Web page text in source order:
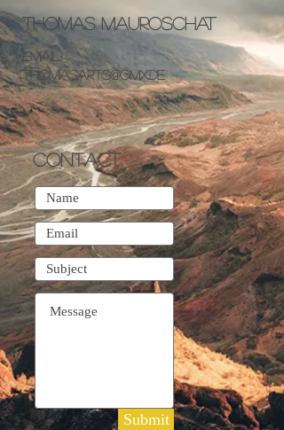
Thomas Mauroschat
Email:
thomasarts@gmx.de
CONTACT
Submit